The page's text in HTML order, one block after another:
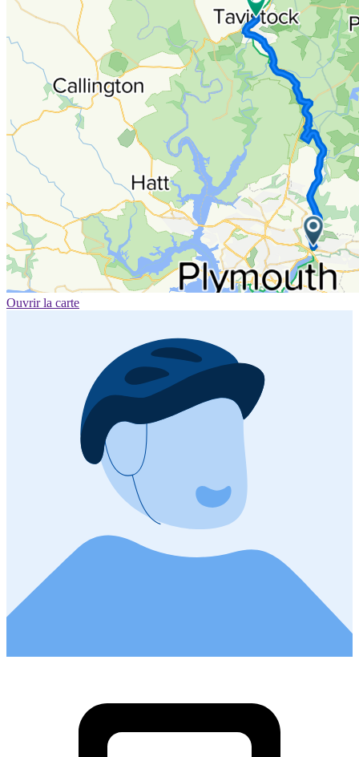
Ouvrir la carte